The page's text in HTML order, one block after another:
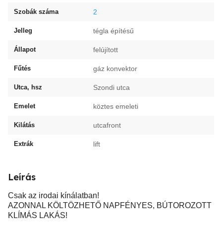
Szobák száma 2
Jelleg tégla építésű
Állapot felújított
Fűtés gáz konvektor
Utca, hsz Szondi utca
Emelet köztes emeleti
Kilátás utcafront
Extrák lift
Leírás
Csak az irodai kínálatban!
AZONNAL KÖLTÖZHETŐ NAPFÉNYES, BÚTOROZOTT
KLÍMÁS LAKÁS!